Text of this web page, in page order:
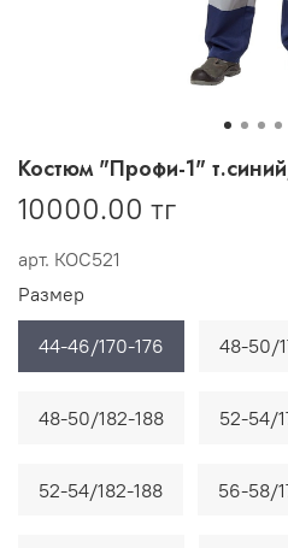
арт. КОС521
Костюм "Профи-1"
10000.00 тг
Размер
44-46/170-176 48-50/
48-50/182-188 52-54/
52-54/182-188 56-58/